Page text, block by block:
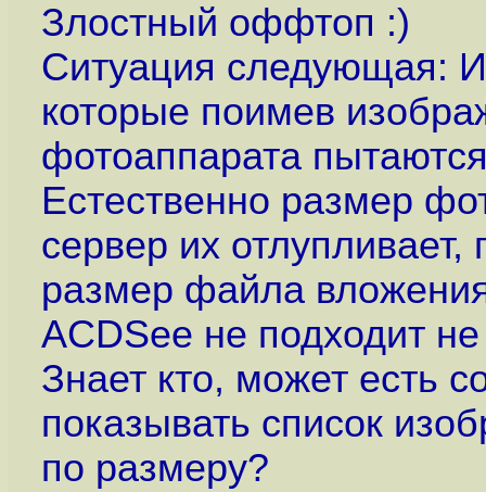
Злостный оффтоп :)
Ситуация следующая:
которые поимев
фотоаппарата
Естественно размер
сервер их отлупливает,
размер файла
ACDSee не подходит
Знает кто, может есть
показывать список
по размеру?